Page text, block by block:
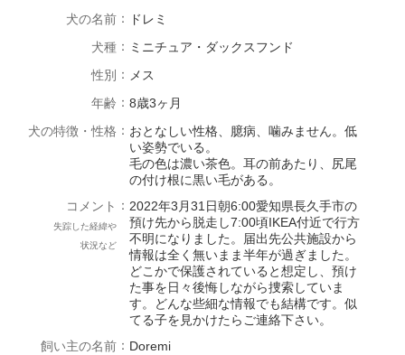
犬の名前 ：
ドレミ
犬種 ： ミニチュア・ダックスフンド
性別 ： メス
年齢 ：8歳3ヶ月
犬の特徴・性格 ： おとなしい性格、臆病、噛みません。低
い姿勢でいる。
毛の色は濃い茶色。耳の前あたり、尻尾
の付け根に黒い毛がある。
コメント
失踪した経緯や
状況など
： 2022年3月31日朝6:00愛知県長久手市の
預け先から脱走し7:00頃IKEA付近で行方
不明になりました。届出先公共施設から
情報は全く無いまま半年が過ぎました。
どこかで保護されていると想定し、預け
た事を日々後悔しながら捜索していま
す。どんな些細な情報でも結構です。似
てる子を見かけたらご連絡下さい。
飼い主の名前 ： Doremi